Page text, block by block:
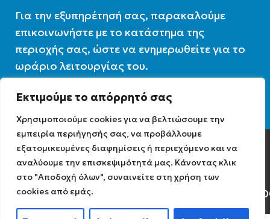
Εκτιμούμε το απόρρητό σας
Χρησιμοποιούμε cookies για να βελτιώσουμε την
εμπειρία περιήγησής σας, να προβάλλουμε
εξατομικευμένες διαφημίσεις ή περιεχόμενο και να
αναλύουμε την επισκεψιμότητά μας. Κάνοντας κλικ
στο "Αποδοχή όλων", συναινείτε στη χρήση των
cookies από εμάς.
Για την εξυπηρέτησή σας, παρακαλούμε
επικοινωνήστε με το κατάστημα της
περιοχής σας, ώστε να ενημερωθείτε για το
ωράριο λειτουργίας του.
Ωράριο λειτουργίας : 07:30 – 16:00
Diathermiki.gr © 2022
Αρ. Γ.Ε.ΜΗ: